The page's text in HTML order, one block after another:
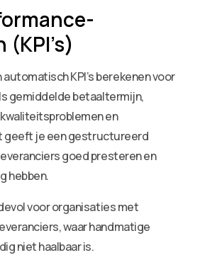
KPI’s berekenen voor
gemiddelde betaaltermijn,
en
geeft je een gestructureerd
goed presteren en
hebben.
voor organisaties met
waar handmatige
niet haalbaar is.